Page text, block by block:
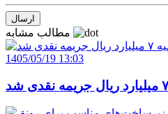
1405/05/19 13:03